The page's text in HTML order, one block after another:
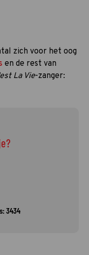
zich voor het oog
en de rest van
La Vie-zanger:
3434